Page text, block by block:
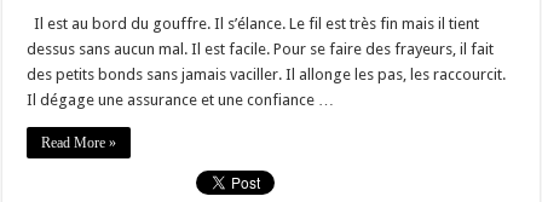
Il est au bord du gouffre. Il s’élance. Le fil est très fin mais il tient
dessus sans aucun mal. Il est facile. Pour se faire des frayeurs, il fait
des petits bonds sans jamais vaciller. Il allonge les pas, les raccourcit.
Il dégage une assurance et une confiance …
Read More »